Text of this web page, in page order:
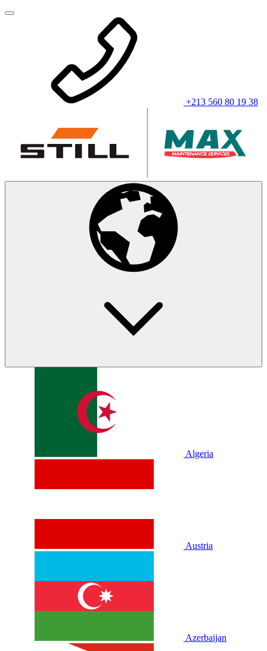
+213 560 80 19 38
Algeria
Austria
Azerbaijan